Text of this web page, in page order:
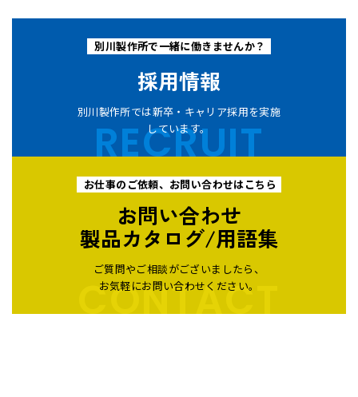
別川製作所で一緒に働きませんか？
採用情報
別川製作所では新卒・キャリア採用を実施
しています。
RECRUIT
お仕事のご依頼、お問い合わせはこちら
お問い合わせ
製品カタログ/用語集
ご質問やご相談がございましたら、
お気軽にお問い合わせください。
CONTACT